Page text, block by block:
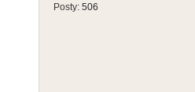
Posty: 506